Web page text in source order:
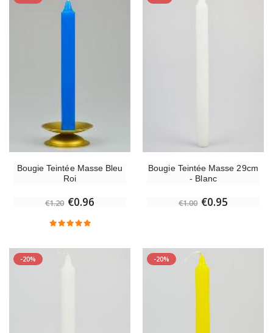
Bougie Teintée Masse Bleu
Roi
€1.20 €0.96
Bougie Teintée Masse 29cm
- Blanc
€1.00 €0.95
-20% -20%